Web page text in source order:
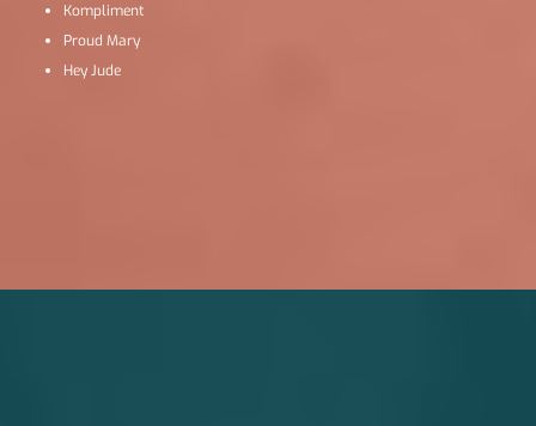
Kompliment
Proud Mary
Hey Jude